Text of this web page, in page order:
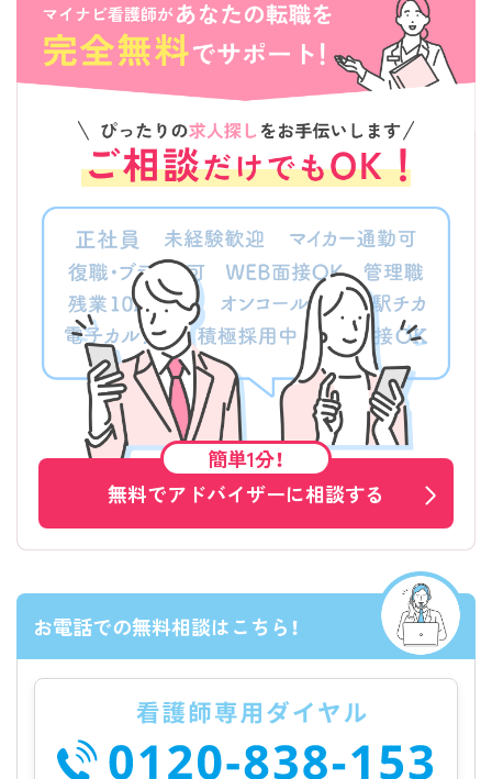
簡単1分！
無料でアドバイザーに相談する
お電話での無料相談はこちら！